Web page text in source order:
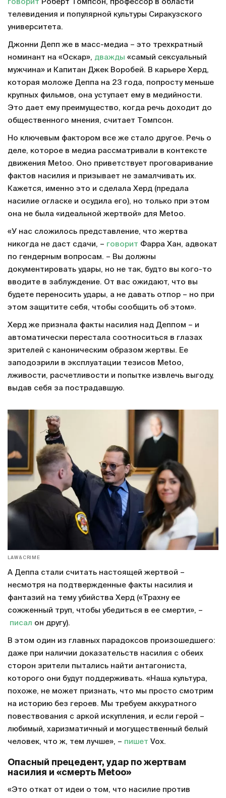
говорит Роберт Томпсон, профессор в области
телевидения и популярной культуры Сиракузского
университета.
Джонни Депп же в масс-медиа – это трехкратный
номинант на «Оскар», дважды «самый сексуальный
мужчина» и Капитан Джек Воробей. В карьере Херд,
которая моложе Деппа на 23 года, попросту меньше
крупных фильмов, она уступает ему в медийности.
Это дает ему преимущество, когда речь доходит до
общественного мнения, считает Томпсон.
Но ключевым фактором все же стало другое. Речь о
деле, которое в медиа рассматривали в контексте
движения Metoo. Оно приветствует проговаривание
фактов насилия и призывает не замалчивать их.
Кажется, именно это и сделала Херд (предала
насилие огласке и осудила его), но только при этом
она не была «идеальной жертвой» для Metoo.
«У нас сложилось представление, что жертва
никогда не даст сдачи, – говорит Фарра Хан, адвокат
по гендерным вопросам. – Вы должны
документировать удары, но не так, будто вы кого-то
вводите в заблуждение. От вас ожидают, что вы
будете переносить удары, а не давать отпор – но при
этом защитите себя, чтобы сообщить об этом».
Херд же признала факты насилия над Деппом – и
автоматически перестала соотноситься в глазах
зрителей с каноническим образом жертвы. Ее
заподозрили в эксплуатации тезисов Metoo,
лживости, расчетливости и попытке извлечь выгоду,
выдав себя за пострадавшую.
LAW&CRIME
А Деппа стали считать настоящей жертвой –
несмотря на подтвержденные факты насилия и
фантазий на тему убийства Херд («Трахну ее
сожженный труп, чтобы убедиться в ее смерти», –
писал он другу).
В этом один из главных парадоксов произошедшего:
даже при наличии доказательств насилия с обеих
сторон зрители пытались найти антагониста,
которого они будут поддерживать. «Наша культура,
похоже, не может признать, что мы просто смотрим
на историю без героев. Мы требуем аккуратного
повествования с аркой искупления, и если герой –
любимый, харизматичный и могущественный белый
человек, что ж, тем лучше», – пишет Vox.
Опасный прецедент, удар по жертвам
насилия и «смерть Metoo»
«Это откат от идеи о том, что насилие против